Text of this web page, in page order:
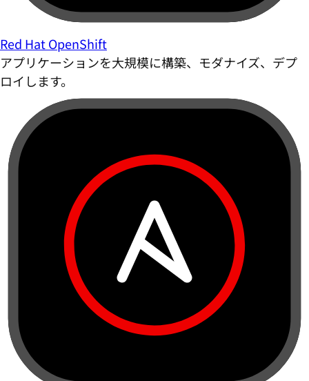
Red Hat OpenShift
アプリケーションを大規模に構築、モダナイズ、デプ
ロイします。